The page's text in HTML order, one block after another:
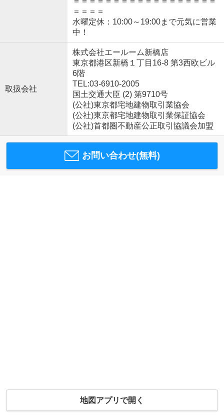
＝＝＝＝
水曜定休：10:00～19:00まで元気に営業
中！
取扱会社
株式会社エールーム新橋店
東京都港区新橋１丁目16-8 第3西欧ビル
6階
TEL:03-6910-2005
国土交通大臣 (2) 第9710号
(公社)東京都宅地建物取引業協会
(公社)東京都宅地建物取引業保証協会
(公社)首都圏不動産公正取引協議会加盟
お問い合わせ(無料)
地図アプリで開く